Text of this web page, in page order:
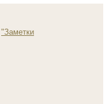
"Заметки